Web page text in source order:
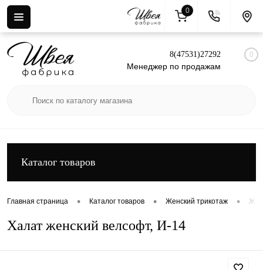
Вход Регистрация
8(47531)27292
Менеджер по продажам
0
Каталог товаров
Главная страница • Каталог товаров • Женский трикотаж •
Халат женский велсофт, И-14
0